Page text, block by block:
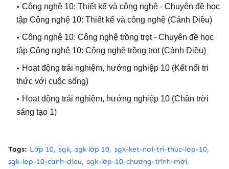
Công nghệ 10: Thiết kế và công nghệ - Chuyên đề học
tập Công nghệ 10: Thiết kế và công nghệ (Cánh Diều)
Công nghệ 10: Công nghệ trồng trọt- Chuyên đề học
tập Công nghệ 10: Công nghệ trồng trọt(Cánh Diều)
Hoạt động trải nghiệm, hướng nghiệp 10 (Kết nối tri
thức với cuộc sống)
Hoạt động trải nghiệm, hướng nghiệp 10 (Chân trời
sáng tạo 1)
Tags: Lớp 10 sgk sgk lớp 10 sgk-ket-noi-tri-thuc-lop-10
sgk-lop-10-canh-dieu
sgk-lớp-10-chương-trình-mới